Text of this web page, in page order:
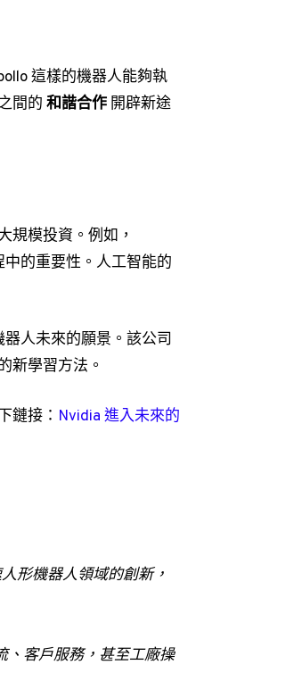
這樣的機器人能夠執
間的和諧合作 開辟新途
規模投資。例如，
的重要性。人工智能的
人未來的願景。該公司
新學習方法。
鏈接： Nvidia 進入未來的
形機器人領域的創新，
、客戶服務，甚至工廠操